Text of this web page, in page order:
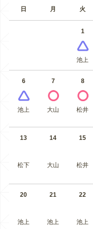
日 月 火
1
池上
6
池上
7
大山
8
松井
13
松下
14
大山
15
松井
20
池上
21
池上
22
池上